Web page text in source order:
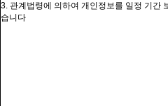
3. 관계법령에 의하여 개인정보를 일정 기간
습니다